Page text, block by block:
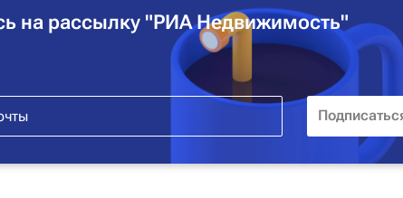
на рассылку "РИА Недвижимость"